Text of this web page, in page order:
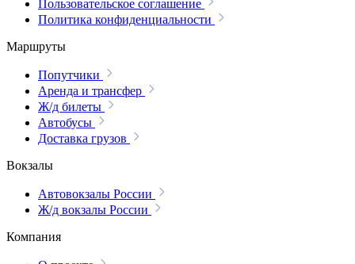
Пользовательское соглашение
Политика конфиденциальности
Маршруты
Попутчики
Аренда и трансфер
Ж/д билеты
Автобусы
Доставка грузов
Вокзалы
Автовокзалы России
Ж/д вокзалы России
Компания